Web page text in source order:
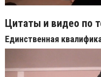
Цитаты и видео по
Единственная